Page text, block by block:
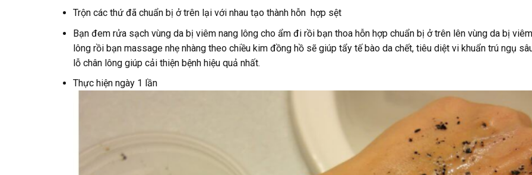
Trộn các thứ đã chuẩn bị ở trên lại với nhau tạo thành hỗn hợp sệt
Bạn đem rửa sạch vùng da bị viêm nang lông cho ẩm đi rồi bạn thoa hỗn hợp chuẩn bị ở trên lên vùng da bị
lông rồi bạn massage nhẹ nhàng theo chiều kim đồng hồ sẽ giúp tẩy tế bào da chết, tiêu diệt vi khuẩn trú ngụ
lỗ chân lông giúp cải thiện bệnh hiệu quả nhất.
Thực hiện ngày 1 lần